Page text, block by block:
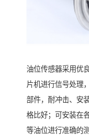
油位传感器采用优
片机进行信号处理
部件，耐冲击、安
格比好；可安装在
等油位进行准确的测